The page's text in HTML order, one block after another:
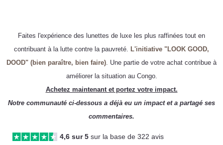
Faites l'expérience des lunettes de luxe les plus raffinées tout en
contribuant à la lutte contre la pauvreté. L'initiative "LOOK GOOD,
DOOD" (bien paraître, bien faire) . Une partie de votre achat contribue à
améliorer la situation au Congo.
Achetez maintenant et portez votre impact.
Notre communauté ci-dessous a déjà eu un impact et a partagé ses
commentaires.
4,6 sur 5 sur la base de 322 avis